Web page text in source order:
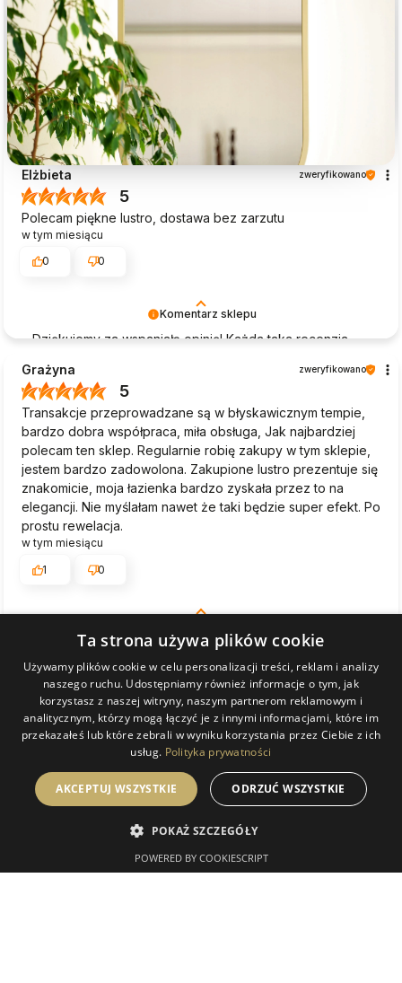
Komentarz sklepu
Dziękujemy za wspaniałą opinię! Każda taka recenzja
że lustro cieszy oko przez długie lata – do zobaczenia!
🪞
Elżbieta zweryfikowano
5
Polecam piękne lustro, dostawa bez zarzutu
w tym miesiącu
0
0
Bardzo dziękujemy! Staramy się, by każde zamówienie
trafiło do klienta w idealnym stanie i cieszymy się, że tym
razem się udało. Zapraszamy ponownie!
Grażyna zweryfikowano
5
Transakcje przeprowadzane są w błyskawicznym tempie,
bardzo dobra współpraca, miła obsługa, Jak najbardziej
polecam ten sklep. Regularnie robię zakupy w tym sklepie,
jestem bardzo zadowolona. Zakupione lustro prezentuje się
znakomicie, moja łazienka bardzo zyskała przez to na
elegancji. Nie myślałam nawet że taki będzie super efekt. Po
prostu rewelacja.
w tym miesiącu
1
0
Komentarz sklepu
Dziękujemy za miłe słowa! Doceniamy czas poświęcony
KATARZYNA
5
Paczka dobrze zabezpieczona, lustro zgodne z opisem.
Niestety tylko wysyłka trwała 2 tygodnie...
0
Ta strona używa plików cookie
Używamy plików cookie w celu personalizacji treści, reklam i analizy
naszego ruchu. Udostępniamy również informacje o tym, jak
korzystasz z naszej witryny, naszym partnerom reklamowym i
analitycznym, którzy mogą łączyć je z innymi informacjami, które im
przekazałeś lub które zebrali w wyniku korzystania przez Ciebie z ich
usług. Polityka prywatności
AKCEPTUJ WSZYSTKIE ODRZUĆ WSZYSTKIE
POKAŻ SZCZEGÓŁY
POWERED BY COOKIESCRIPT